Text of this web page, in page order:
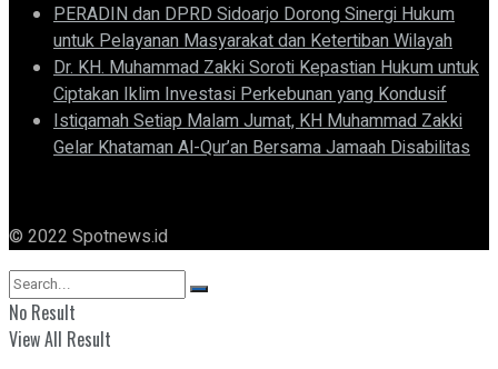
PERADIN dan DPRD Sidoarjo Dorong Sinergi Hukum
untuk Pelayanan Masyarakat dan Ketertiban Wilayah
Dr. KH. Muhammad Zakki Soroti Kepastian Hukum untuk
Ciptakan Iklim Investasi Perkebunan yang Kondusif
Istiqamah Setiap Malam Jumat, KH Muhammad Zakki
Gelar Khataman Al-Qur’an Bersama Jamaah Disabilitas
© 2022 Spotnews.id
No Result
View All Result